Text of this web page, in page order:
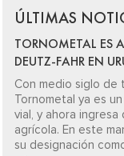
ÚLTIMAS
TORNOMETAL ES
DEUTZ-FAHR EN
Con medio siglo de
Tornometal ya es
vial, y ahora
agrícola. En este
su designación